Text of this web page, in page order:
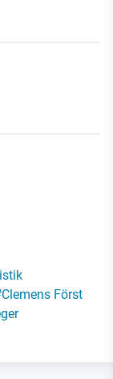
Clemens Först